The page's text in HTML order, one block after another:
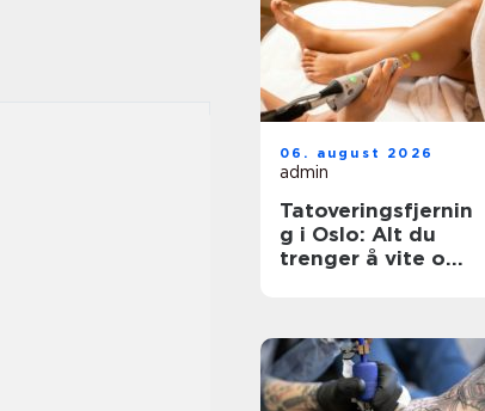
06. august 2026
admin
Tatoveringsfjernin
g i Oslo: Alt du
trenger å vite om